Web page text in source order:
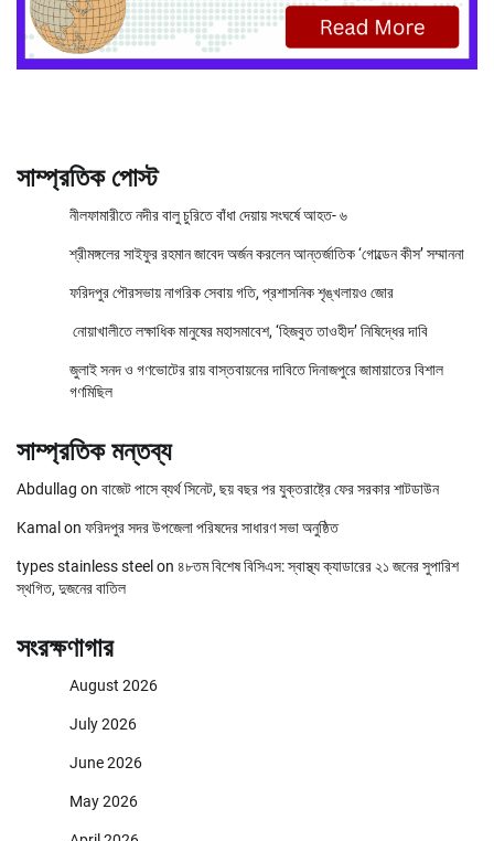
সাম্প্রতিক পোস্ট
নীলফামারীতে নদীর বালু চুরিতে বাঁধা দেয়ায় সংঘর্ষে আহত- ৬
শ্রীমঙ্গলের সাইফুর রহমান জাবেদ অর্জন করলেন আন্তর্জাতিক ‘গোল্ডেন কীস’ সম্মাননা
ফরিদপুর পৌরসভায় নাগরিক সেবায় গতি, প্রশাসনিক শৃঙ্খলায়ও জোর
নোয়াখালীতে লক্ষাধিক মানুষের মহাসমাবেশ, ‘হিজবুত তাওহীদ’ নিষিদ্ধের দাবি
জুলাই সনদ ও গণভোটের রায় বাস্তবায়নের দাবিতে দিনাজপুরে জামায়াতের বিশাল
গণমিছিল
সাম্প্রতিক মন্তব্য
Abdullag on বাজেট পাসে ব্যর্থ সিনেট, ছয় বছর পর যুক্তরাষ্ট্রে ফের সরকার শাটডাউন
Kamal on ফরিদপুর সদর উপজেলা পরিষদের সাধারণ সভা অনুষ্ঠিত
types stainless steel on ৪৮তম বিশেষ বিসিএস: স্বাস্থ্য ক্যাডারের ২১ জনের সুপারিশ
স্থগিত, দুজনের বাতিল
সংরক্ষণাগার
August 2026
July 2026
June 2026
May 2026